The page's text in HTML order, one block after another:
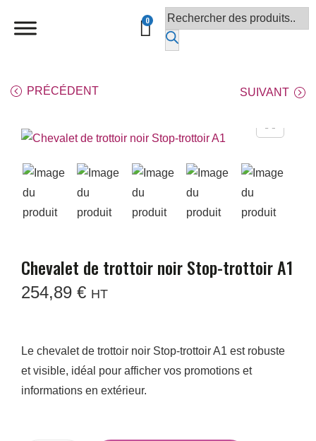
PRÉCÉDENT SUIVANT
Chevalet de trottoir noir Stop-trottoir A1
254,89 € HT
Le chevalet de trottoir noir Stop-trottoir A1 est robuste
et visible, idéal pour afficher vos promotions et
informations en extérieur.